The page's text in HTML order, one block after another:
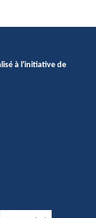
à l'initiative de